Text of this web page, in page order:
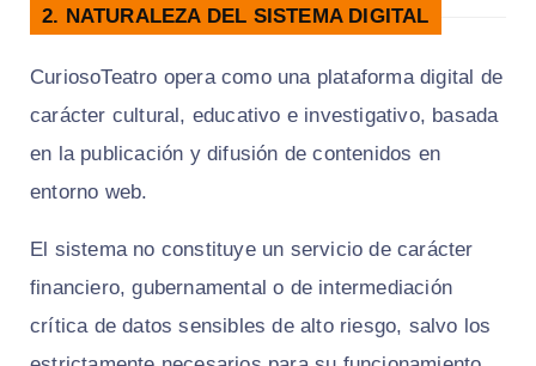
2. NATURALEZA DEL SISTEMA DIGITAL
CuriosoTeatro opera como una plataforma digital de
carácter cultural, educativo e investigativo, basada
en la publicación y difusión de contenidos en
entorno web.
El sistema no constituye un servicio de carácter
financiero, gubernamental o de intermediación
crítica de datos sensibles de alto riesgo, salvo los